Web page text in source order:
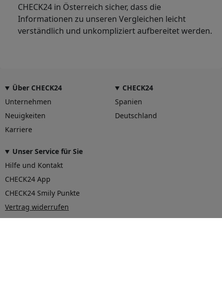
CHECK24 in Österreich sicher, dass die
Informationen zu unseren Vergleichen leicht
verständlich und unkompliziert aufbereitet werden.
Über CHECK24
Unternehmen
Neuigkeiten
Karriere
CHECK24
Spanien
Deutschland
Unser Service für Sie
Hilfe und Kontakt
CHECK24 App
CHECK24 Smily Punkte
Vertrag widerrufen